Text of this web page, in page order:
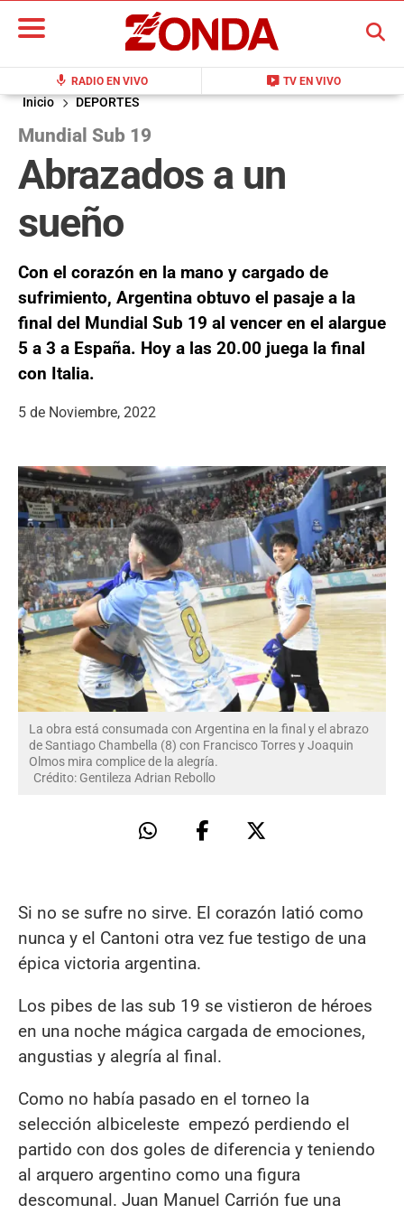
mic RADIO EN VIVO live_tv TV EN VIVO
BUSCAR
Inicio DEPORTES
Mundial Sub 19
Abrazados a un
sueño
Con el corazón en la mano y cargado de
sufrimiento, Argentina obtuvo el pasaje a la
final del Mundial Sub 19 al vencer en el alargue
5 a 3 a España. Hoy a las 20.00 juega la final
con Italia.
5 de Noviembre, 2022
La obra está consumada con Argentina en la final y el abrazo
de Santiago Chambella (8) con Francisco Torres y Joaquin
Olmos mira complice de la alegría.
Crédito: Gentileza Adrian Rebollo
Si no se sufre no sirve. El corazón latió como
nunca y el Cantoni otra vez fue testigo de una
épica victoria argentina.
Los pibes de las sub 19 se vistieron de héroes
en una noche mágica cargada de emociones,
angustias y alegría al final.
Como no había pasado en el torneo la
selección albiceleste empezó perdiendo el
partido con dos goles de diferencia y teniendo
al arquero argentino como una figura
descomunal. Juan Manuel Carrión fue una